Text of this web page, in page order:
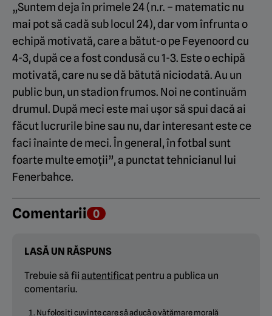
„Suntem deja în primele 24 (n.r. – matematic nu
mai pot să cadă sub locul 24), dar vom înfrunta o
echipă motivată, care a bătut-o pe Feyenoord cu
4-3, după ce a fost condusă cu 1-3. Este o echipă
motivată, care nu se dă bătută niciodată. Au un
public bun, un stadion frumos. Noi ne continuăm
drumul. După meci este mai ușor să spui dacă ai
făcut lucrurile bine sau nu, dar interesant este ce
faci înainte de meci. În general, în fotbal sunt
foarte multe emoții”, a punctat tehnicianul lui
Fenerbahce.
Comentarii 0
LASĂ UN RĂSPUNS
Trebuie să fii autentificat pentru a publica un
comentariu.
Nu folosiți cuvinte care să aducă o vătămare morală